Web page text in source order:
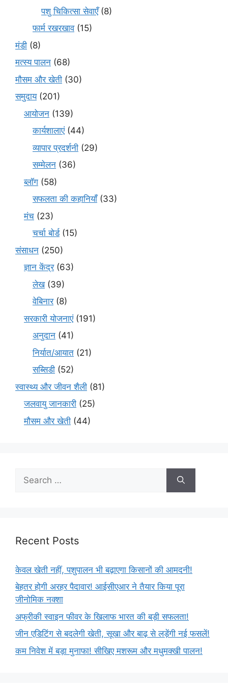
पशु चिकित्सा सेवाएँ(8)
फार्म रखरखाव(15)
मंडी (8)
मत्स्य पालन (68)
मौसम और खेती (30)
समुदाय(201)
आयोजन (139)
कार्यशालाएं(44)
व्यापार प्रदर्शनी (29)
सम्मेलन (36)
ब्लॉग (58)
सफलता की कहानियाँ(33)
मंच (23)
चर्चा बोर्ड(15)
संसाधन (250)
ज्ञान केंद्र(63)
लेख(39)
वेबिनार(8)
सरकारी योजनाएं(191)
अनुदान (41)
निर्यात/आयात (21)
सब्सिडी (52)
स्वास्थ्य और जीवन शैली (81)
जलवायु जानकारी (25)
मौसम और खेती (44)
Recent Posts
केवल खेती नहीं, पशुपालन भी बढ़ाएगा किसानों की आमदनी!
बेहतर होगी अरहर पैदावार! आईसीएआर ने तैयार किया पूरा
जीनोमिक नक्शा
अफ्रीकी स्वाइन फीवर के खिलाफ भारत की बड़ी सफलता!
जीन एडिटिंग से बदलेगी खेती, सूखा और बाढ़ से लड़ेंगी नई फसलें!
कम निवेश में बड़ा मुनाफा! सीखिए मशरूम और मधुमक्खी पालन!